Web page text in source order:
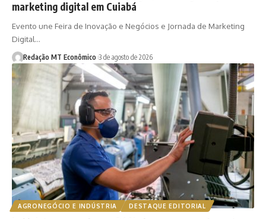
marketing digital em Cuiabá
Evento une Feira de Inovação e Negócios e Jornada de Marketing
Digital…
Redação MT Econômico 3 de agosto de 2026
AGRONEGÓCIO E INDÚSTRIA DESTAQUE EDITORIAL